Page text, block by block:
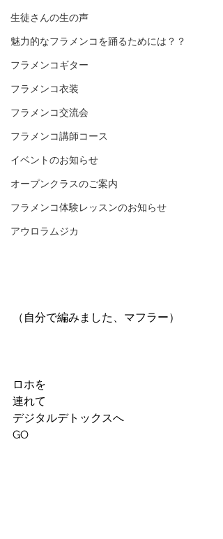
生徒さんの生の声
魅力的なフラメンコを踊るためには？？
フラメンコギター
フラメンコ衣装
フラメンコ交流会
フラメンコ講師コース
イベントのお知らせ
オープンクラスのご案内
フラメンコ体験レッスンのお知らせ
アウロラムジカ
（自分で編みました、マフラー）
ロホを
連れて
デジタルデトックスへ
GO